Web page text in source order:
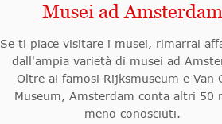
Musei ad Amsterdam
Se ti piace visitare i musei, rimarrai
dall'ampia varietà di musei ad
Oltre ai famosi Rijksmuseum e Van
Museum, Amsterdam conta altri 50
meno conosciuti.